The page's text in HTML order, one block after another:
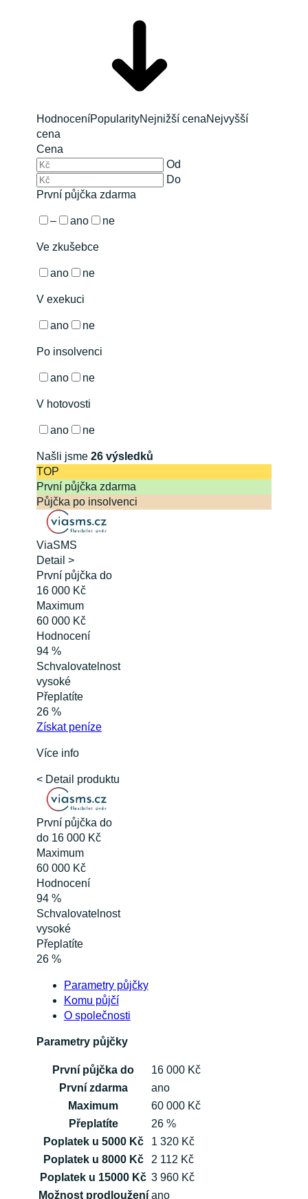
HodnoceníPopularityNejnižší cenaNejvyšší
cena
Cena
Od
Do
První půjčka zdarma
– ano ne
Ve zkušebce
ano ne
V exekuci
ano ne
Po insolvenci
ano ne
V hotovosti
ano ne
Našli jsme 26výsledků
TOP
První půjčka zdarma
Půjčka po insolvenci
ViaSMS
Detail >
První půjčka do
16 000 Kč
Maximum
60 000 Kč
Hodnocení
94 %
Schvalovatelnost
vysoké
Přeplatíte
26 %
Získatpeníze
Více info
< Detail produktu
První půjčka do
do 16 000 Kč
Maximum
60 000 Kč
Hodnocení
94 %
Schvalovatelnost
vysoké
Přeplatíte
26 %
Parametry půjčky
Komu půjčí
O společnosti
Parametry půjčky
První půjčka do
16 000 Kč
První zdarma
ano
Maximum
60 000 Kč
Přeplatíte
26 %
Poplatek u 5000 Kč
1 320 Kč
Poplatek u 8000 Kč
2 112 Kč
Poplatek u 15000 Kč 3 960 Kč
Možnost prodloužení ano